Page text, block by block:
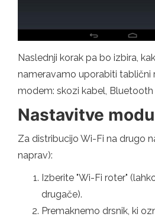
Naslednji korak pa bo izbira,
nameravamo uporabiti tablični
modem: skozi kabel, Bluetooth
Nastavitve
Za distribucijo Wi-Fi na drugo
naprav):
Izberite "Wi-Fi roter"
drugače).
Premaknemo drsnik, ki